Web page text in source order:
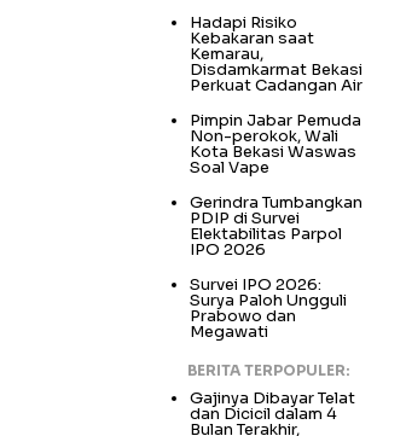
Hadapi Risiko
Kebakaran saat
Kemarau,
Disdamkarmat Bekasi
Perkuat Cadangan Air
Pimpin Jabar Pemuda
Non-perokok, Wali
Kota Bekasi Waswas
Soal Vape
Gerindra Tumbangkan
PDIP di Survei
Elektabilitas Parpol
IPO 2026
Survei IPO 2026:
Surya Paloh Ungguli
Prabowo dan
Megawati
BERITA TERPOPULER:
Gajinya Dibayar Telat
dan Dicicil dalam 4
Bulan Terakhir,